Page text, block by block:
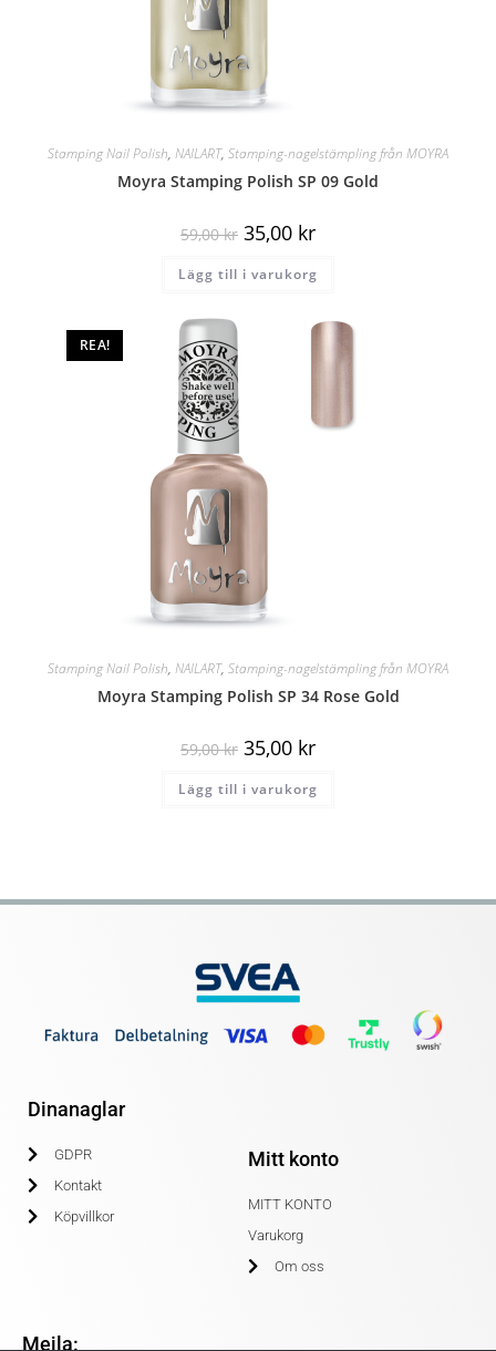
Stamping Nail Polish, NAILART, Stamping-nagelstämpling från MOYRA
Moyra Stamping Polish SP 09 Gold
59,00kr 35,00 kr
Lägg till i varukorg
REA!
Stamping Nail Polish, NAILART, Stamping-nagelstämpling från MOYRA
Moyra Stamping Polish SP 34 Rose Gold
59,00kr 35,00 kr
Lägg till i varukorg
Dinanaglar
GDPR
Kontakt
Köpvillkor
Mitt konto
MITT KONTO
Varukorg
Om oss
Mejla: